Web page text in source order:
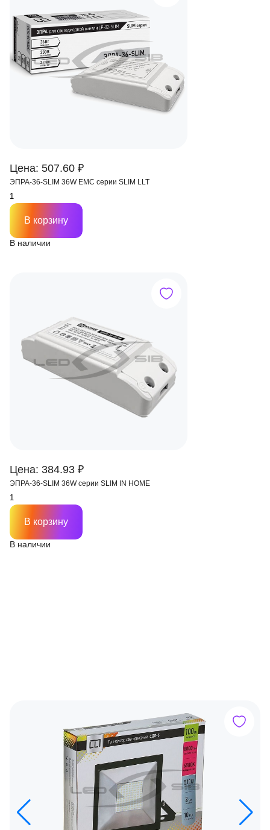
Цена: 507.60 ₽
ЭПРА-36-SLIM 36W EMC серии SLIM LLT
В наличии
В корзину
Цена: 384.93 ₽
ЭПРА-36-SLIM 36W серии SLIM IN HOME
В наличии
В корзину